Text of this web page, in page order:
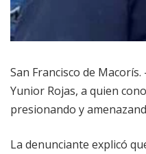
San Francisco de
Yunior Rojas, a quien
presionando y
La denunciante explicó